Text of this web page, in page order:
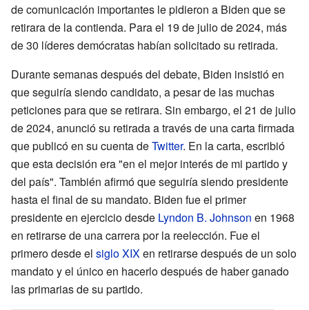
de comunicación importantes le pidieron a Biden que se
retirara de la contienda. Para el 19 de julio de 2024, más
de 30 líderes demócratas habían solicitado su retirada.
Durante semanas después del debate, Biden insistió en
que seguiría siendo candidato, a pesar de las muchas
peticiones para que se retirara. Sin embargo, el 21 de julio
de 2024, anunció su retirada a través de una carta firmada
que publicó en su cuenta deTwitter. En la carta, escribió
que esta decisión era "en el mejor interés de mi partido y
del país". También afirmó que seguiría siendo presidente
hasta el final de su mandato. Biden fue el primer
presidente en ejercicio desde Lyndon B. Johnson en 1968
en retirarse de una carrera por la reelección. Fue el
primero desde el siglo XIX en retirarse después de un solo
mandato y el único en hacerlo después de haber ganado
las primarias de su partido.